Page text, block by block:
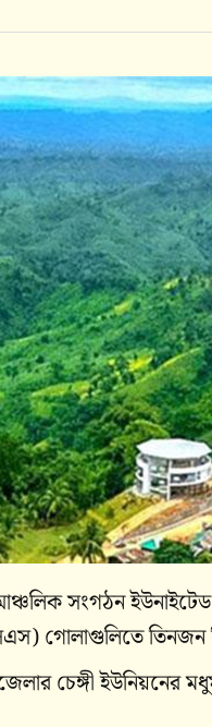
সংগঠন
গোলাগুলিতে তিনজন
চেঙ্গী ইউনিয়নের